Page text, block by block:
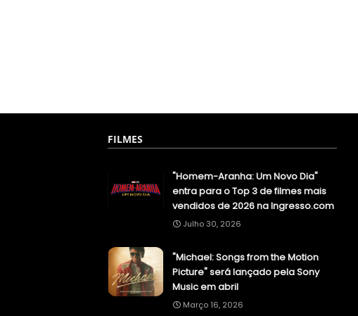
FILMES
"Homem-Aranha: Um Novo Dia"
entra para o Top 3 de filmes mais
vendidos de 2026 na Ingresso.com
Julho 30, 2026
"Michael: Songs from the Motion
Picture" será lançado pela Sony
Music em abril
Março 16, 2026